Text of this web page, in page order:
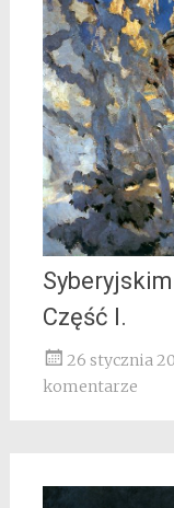
Część I.
26 stycznia
komentarze